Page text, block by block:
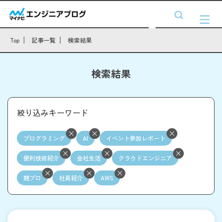
Top 記事一覧 検索結果
検索結果
絞り込みキーワード
プログラミング AI イベント参加レポート
便利技術紹介 会社生活 クラウドエンジニア
競プロ 社員紹介 AWS